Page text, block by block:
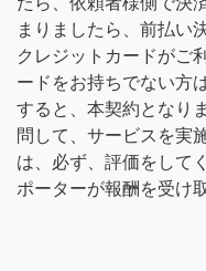
まりましたら、前払い
クレジットカードがご
ードをお持ちでない方
すると、本契約となり
問して、サービスを実
は、必ず、評価をして
ポーターが報酬を受け